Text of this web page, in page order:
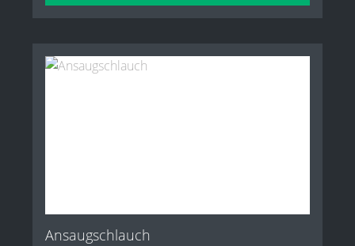
Ansaugschlauch